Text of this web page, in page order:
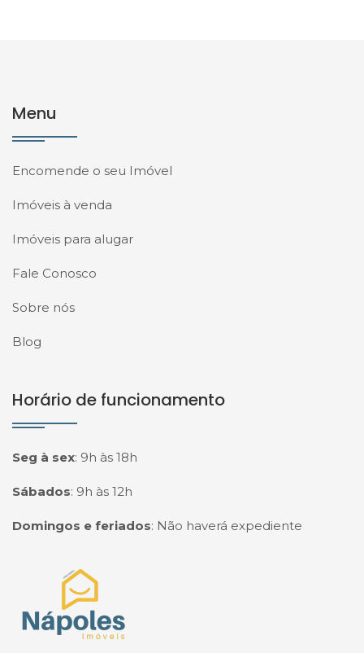
Menu
Encomende o seu Imóvel
Imóveis à venda
Imóveis para alugar
Fale Conosco
Sobre nós
Blog
Horário de funcionamento
Seg à sex: 9h às 18h
Sábados: 9h às 12h
Domingos e feriados: Não haverá expediente
Página inicial